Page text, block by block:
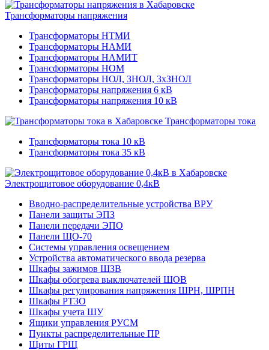
Трансформаторы напряжения
Трансформаторы НТМИ
Трансформаторы НАМИ
Трансформаторы НАМИТ
Трансформаторы НОМ
Трансформаторы НОЛ, ЗНОЛ, 3хЗНОЛ
Трансформаторы напряжения 6 кВ
Трансформаторы напряжения 10 кВ
Трансформаторы тока
Трансформаторы тока 10 кВ
Трансформаторы тока 35 кВ
Электрощитовое оборудование 0,4кВ
Вводно-распределительные устройства ВРУ
Панели защиты ЭПЗ
Панели передачи ЭПО
Панели ЩО-70
Системы управления освещением
Устройства автоматического ввода резерва
Шкафы зажимов ШЗВ
Шкафы обогрева выключателей ШОВ
Шкафы регулирования напряжения ШРН, ШРПН
Шкафы РТЗО
Шкафы учета ШУ
Ящики управления РУСМ
Пункты распределительные ПР
Щиты ГРЩ